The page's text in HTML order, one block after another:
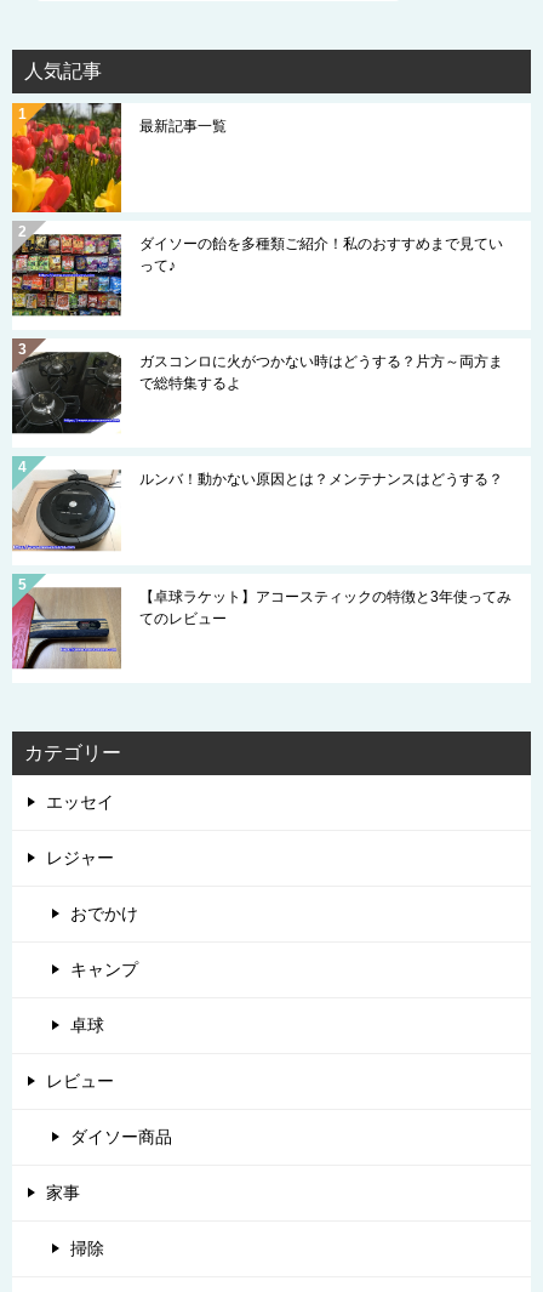
人気記事
最新記事一覧
ダイソーの飴を多種類ご紹介！私のおすすめまで見てい
って♪
ガスコンロに火がつかない時はどうする？片方～両方ま
で総特集するよ
ルンバ！動かない原因とは？メンテナンスはどうする？
【卓球ラケット】アコースティックの特徴と3年使ってみ
てのレビュー
カテゴリー
エッセイ
レジャー
おでかけ
キャンプ
卓球
レビュー
ダイソー商品
家事
掃除